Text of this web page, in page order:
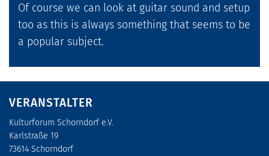
Of course we can look at guitar sound and setup
too as this is always something that seems to be
a popular subject.
VERANSTALTER
Kulturforum Schorndorf e.V.
Karlstraße 19
73614 Schorndorf